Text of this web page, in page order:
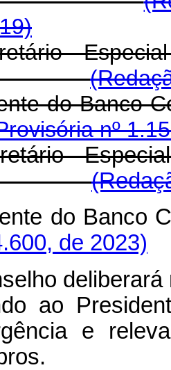
do
nº
do
de 2023)
ao
e